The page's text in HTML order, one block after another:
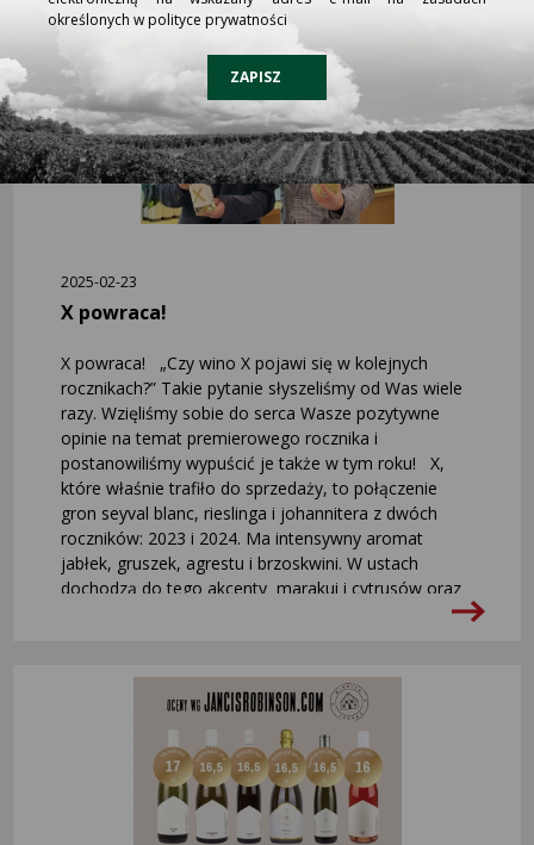
2025-02-23
X powraca!
X powraca! „Czy wino X pojawi się w kolejnych
rocznikach?” Takie pytanie słyszeliśmy od Was wiele
razy. Wzięliśmy sobie do serca Wasze pozytywne
opinie na temat premierowego rocznika i
postanowiliśmy wypuścić je także w tym roku! X,
które właśnie trafiło do sprzedaży, to połączenie
gron seyval blanc, rieslinga i johannitera z dwóch
roczników: 2023 i 2024. Ma intensywny aromat
jabłek, gruszek, agrestu i brzoskwini. W ustach
dochodzą do tego akcenty marakui i cytrusów oraz
dzisiaj swoją butelkę: bit.ly/WinoXPremiera
określonych w polityce prywatności
ZAPISZ